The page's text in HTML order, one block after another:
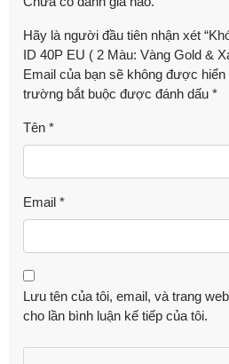
Hãy là người đầu tiên nhận xét
ID 40P EU ( 2 Màu: Vàng Gold &
Email của bạn sẽ không được hiển
trường bắt buộc được đánh dấu *
Tên *
Email *
Lưu tên của tôi, email, và trang
cho lần bình luận kế tiếp của tôi.